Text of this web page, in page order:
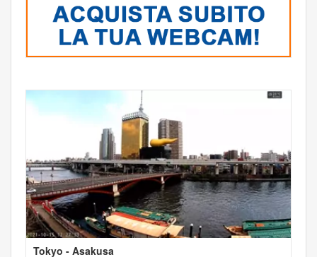
Tokyo - Asakusa